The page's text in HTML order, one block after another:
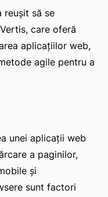
reușit să se
care oferă
aplicațiilor web,
agile pentru a
unei aplicații web
a paginilor,
și
sunt factori